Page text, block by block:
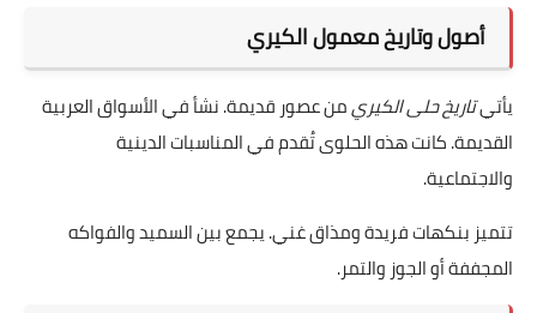
أصول وتاريخ معمول الكيري
يأتيتاريخ حلى الكيريمن عصور قديمة. نشأ في الأسواق العربية
القديمة. كانت هذه الحلوى تُقدم في المناسبات الدينية
والاجتماعية.
تتميز بنكهات فريدة ومذاق غني. يجمع بين السميد والفواكه
المجففة أو الجوز والتمر.